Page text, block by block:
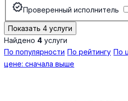
verifiedПроверенный исполнитель
Показать 4 услуги
Найдено 4 услуги
По популярности По рейтингу По
цене: сначала выше